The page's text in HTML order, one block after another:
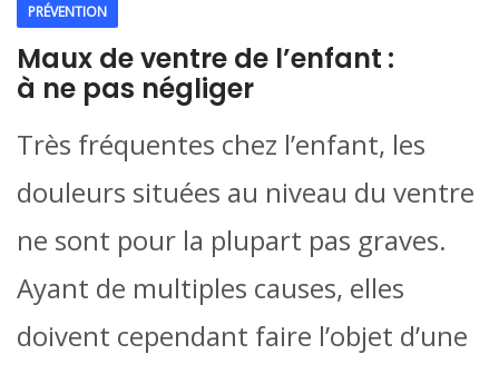
PRÉVENTION
Maux de ventre de l’enfant :
à ne pas négliger
Très fréquentes chez l’enfant, les
douleurs situées au niveau du ventre
ne sont pour la plupart pas graves.
Ayant de multiples causes, elles
doivent cependant faire l’objet d’une